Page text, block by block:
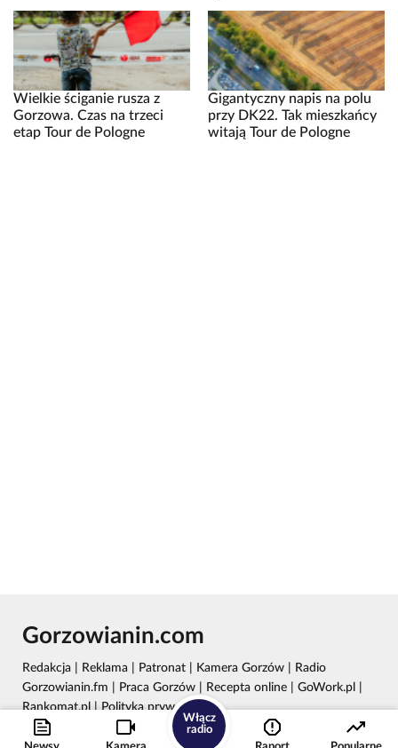
Wielkie ściganie rusza z
Gorzowa. Czas na trzeci
etap Tour de Pologne
Gigantyczny napis na polu
przy DK22. Tak mieszkańcy
witają Tour de Pologne
Włącz
radio
Gorzowianin.com
Redakcja Reklama Patronat Kamera Gorzów
Radio
Gorzowianin.fm
Praca Gorzów Recepta online GoWork.pl
Rankomat.pl|Polityka prywatności
Wydawca: REC24 Sp. z o.o.